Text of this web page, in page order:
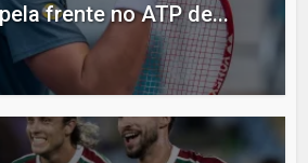
frente no ATP de...